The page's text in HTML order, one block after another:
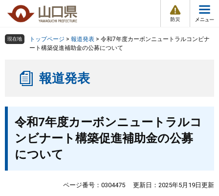
の
ー
情
メ
ュ
組織で探す
くらし・環境
健康・福祉
教育・文化・スポーツ
検索の仕方 組織で探す
現在地 トップページ > 報道発表 > 令和7年度カーボンニュートラルコンビナ
ート構築促進補助金の公募について
報道発表
令和7年度カーボンニュートラルコ
ンビナート構築促進補助金の公募
について
ページ番号：0304475 更新日：2025年5月19日更新